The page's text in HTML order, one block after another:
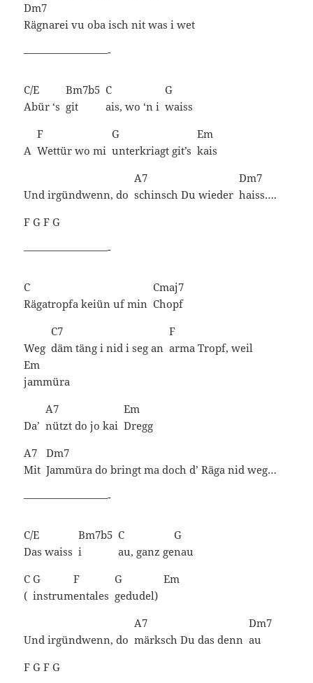
Dm7
Rägnarei vu oba isch nit was i wet
————————-
C/E
Abür ‘s
Bm7b5
git
C
ais, wo ‘n i
G
waiss
A
F
Wettür wo mi
G
unterkriagt git’s
Em
kais
Und irgündwenn, do
A7
schinsch Du wieder
Dm7
haiss….
F G F G
————————-
C
Rägatropfa keiün uf min
Cmaj7
Chopf
Weg
C7
däm täng i nid i seg an
F
arma Tropf, weil
Em
jammüra
Da’
A7
nützt do jo kai
Em
Dregg
A7
Mit
Dm7
Jammüra do bringt ma doch d’ Räga nid weg…
————————-
C/E
Das waiss
Bm7b5
i
C
au, ganz ge
G
nau
C
(
G
instrum
F
entales
G
gedudel)
Em
Und irgündwenn, do
A7
märksch Du das denn
Dm7
au
F G F G